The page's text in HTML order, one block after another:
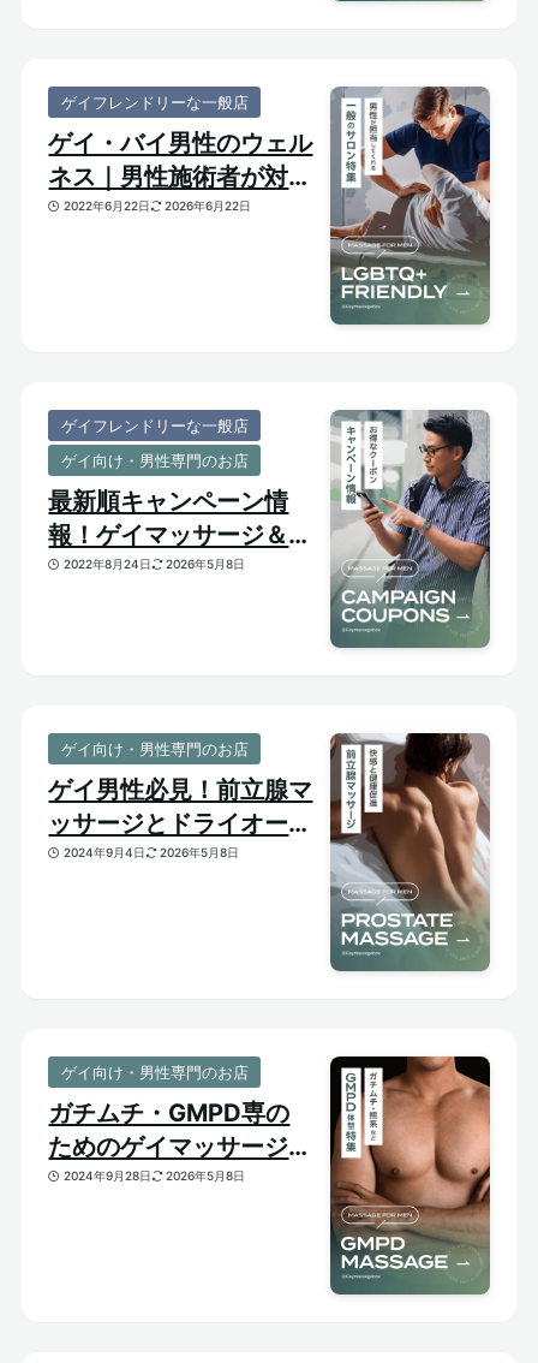
ゲイフレンドリーな一般店
ゲイ・バイ男性のウェル
ネス｜男性施術者が対応
してくれるゲイフレンド
2022年6月22日 2026年6月22日
ゲイフレンドリーな一般店
ゲイ向け・男性専門のお店
最新順キャンペーン情
報！ゲイマッサージ＆メ
ンズ向けサロンのお得割
2022年8月24日 2026年5月8日
ゲイ向け・男性専門のお店
ゲイ男性必見！前立腺マ
ッサージとドライオーガ
ズム【はじめての前立腺
2024年9月4日 2026年5月8日
ゲイ向け・男性専門のお店
ガチムチ・GMPD専の
ためのゲイマッサージ
【太め・熊系のおすすめ
2024年9月28日 2026年5月8日